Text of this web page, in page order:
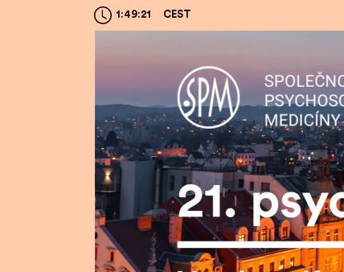
1:49:22 CEST